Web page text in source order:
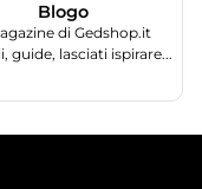
Blogo
di Gedshop.it
guide, lasciati ispirare...